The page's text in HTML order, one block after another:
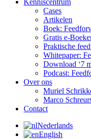
Kenniscentrum
Cases
Artikelen
Boek:
Gratis e-
Praktische
Whitepaper:
Download ‘7
Podcast:
Over ons
Muriel
Marco
Contact
Nederlands
English